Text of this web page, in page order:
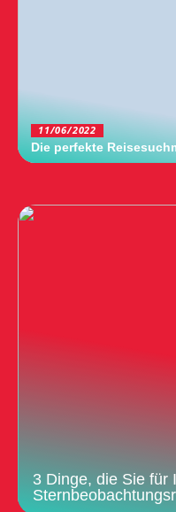
11/06/2022
Die perfekte
3 Dinge, die Sie für